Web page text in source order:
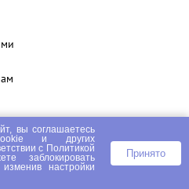
вы соглашаетесь
и других
с Политикой
заблокировать
настройки
Принято